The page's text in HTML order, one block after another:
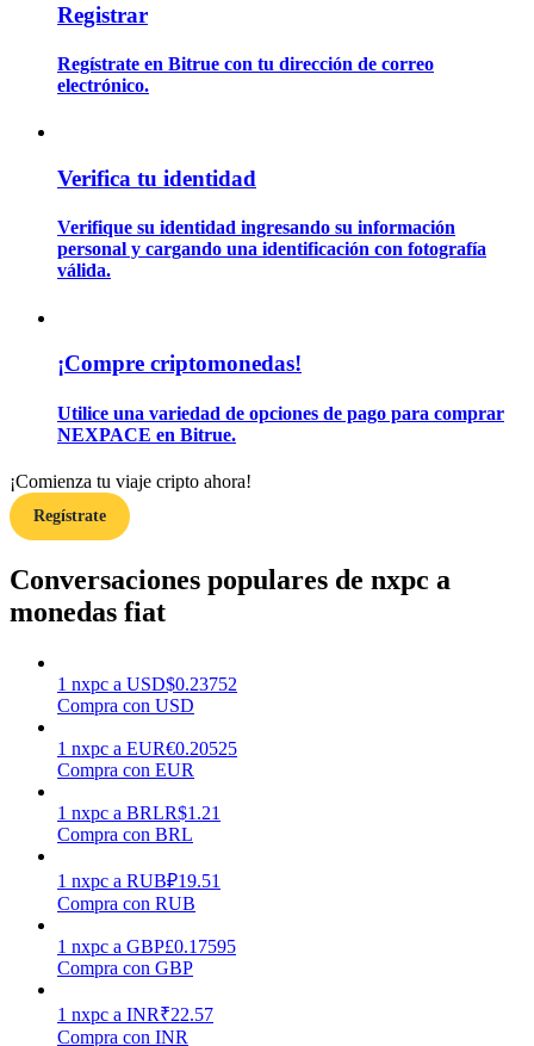
Guía de inicio de futuros
Aprenda cómo mantenerse rentable
Earn
Power Piggy
Registrar
Regístrate en Bitrue con tu dirección de correo
electrónico.
Verifica tu identidad
Verifique su identidad ingresando su información
personal y cargando una identificación con fotografía
válida.
¡Compre criptomonedas!
Utilice una variedad de opciones de pago para comprar
NEXPACE en Bitrue.
¡Comienza tu viaje cripto ahora!
Regístrate
Conversaciones populares de nxpc a
monedas fiat
1 nxpc a USD$0.23752
Compra con USD
1 nxpc a EUR€0.20525
Compra con EUR
1 nxpc a BRLR$1.21
Compra con BRL
1 nxpc a RUB₽19.51
Compra con RUB
1 nxpc a GBP£0.17595
Compra con GBP
1 nxpc a INR₹22.57
Compra con INR